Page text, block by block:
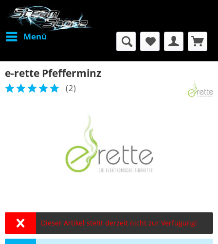
Menü
e-rette Pfefferminz
(2)
Dieser Artikel steht derzeit nicht zur Verfügung!